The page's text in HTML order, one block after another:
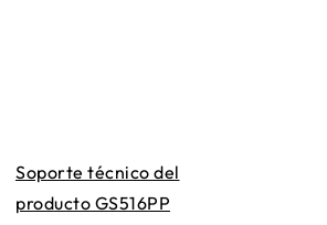
Soporte técnico del
producto GS516PP